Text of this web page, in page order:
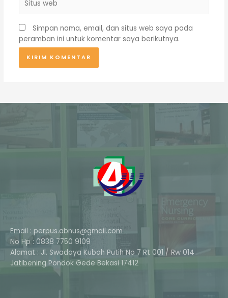
web
Simpan nama, email, dan situs web saya pada
peramban ini untuk komentar saya berikutnya.
Email : perpus.abnus@gmail.com
No Hp : 0838 7750 9109
Alamat : Jl. Swadaya Kubah Putih No 7 Rt 001 / Rw 014
Jatibening Pondok Gede Bekasi 17412